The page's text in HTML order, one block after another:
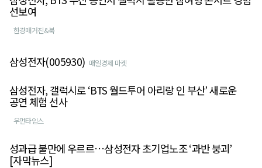
선보여
한경매거진&북
삼성전자(005930) 매일경제 마켓
삼성전자, 갤럭시로 ‘BTS 월드투어 아리랑 인 부산’ 새로운
공연 체험 선사
우먼타임스
성과급 불만에 우르르…삼성전자 초기업노조 ‘과반 붕괴’
[자막뉴스]